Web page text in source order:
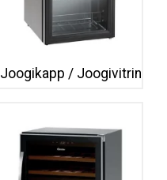
Joogikapp / Joogivitrin